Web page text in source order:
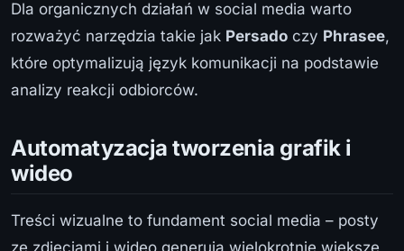
Dla organicznych działań w social media warto
rozważyć narzędzia takie jak Persado czy Phrasee,
które optymalizują język komunikacji na podstawie
analizy reakcji odbiorców.
Automatyzacja tworzenia grafik i
wideo
Treści wizualne to fundament social media – posty
ze zdjęciami i wideo generują wielokrotnie większe